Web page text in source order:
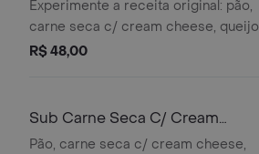
Experimente a receita original: pão,
carne seca c/ cream cheese, queijo
muçarela, alface, tomate, cebola,
R$ 48,00
Sub Carne Seca C/ Cream
Cheese 15Cm
Pão, carne seca c/ cream cheese,